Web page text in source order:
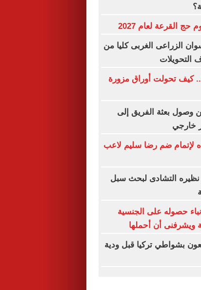
القرعة لعام 2027
الزراعى الغربى كليا من
التحويلات
كيف تحولت أوراق مزورة
وصول بعثة الفريق إلى
خارجي
لإتمام ضم رضا سليم لاعب
نظيره التشادى لبحث سبل
حصوله على الجنسية
ويشرفنى أن أحملها
بشواطي تركيا قبل ودية